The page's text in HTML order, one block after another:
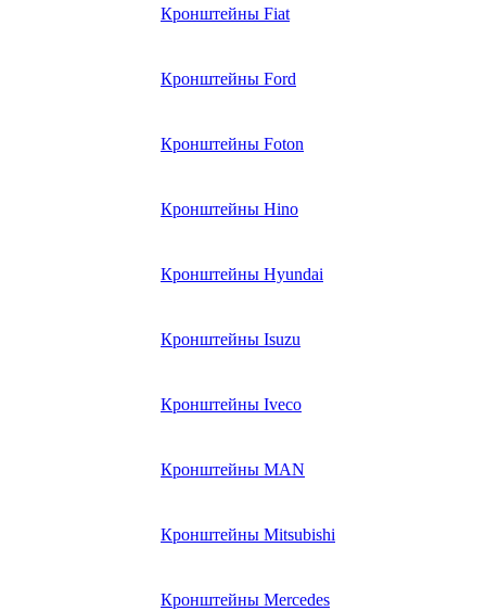
Кронштейны Fiat
Кронштейны Ford
Кронштейны Foton
Кронштейны Hino
Кронштейны Hyundai
Кронштейны Isuzu
Кронштейны Iveco
Кронштейны MAN
Кронштейны Mitsubishi
Кронштейны Mеrcedes